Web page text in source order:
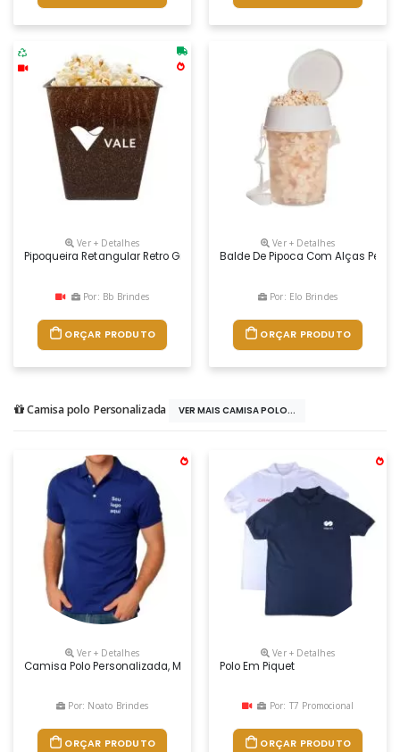
Ver + Detalhes
Pipoqueira Retangular Retro Green 2,6l Com Design Retrô . Feito Com
Por: Bb Brindes
ORÇAR PRODUTO
Ver + Detalhes
Balde De Pipoca Com Alças
Por: Elo Brindes
ORÇAR PRODUTO
Camisa polo Personalizada VER MAIS CAMISA POLO...
Ver + Detalhes
Camisa Polo Personalizada, Malha Piquet, Cores Variadas
Por: Noato Brindes
ORÇAR PRODUTO
Ver + Detalhes
Polo Em Piquet
Por: T7 Promocional
ORÇAR PRODUTO